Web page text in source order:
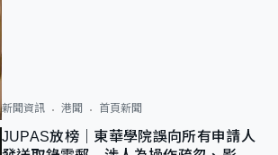
新聞資訊 港聞 首頁新聞
JUPAS放榜｜東華學院誤向所有申請人